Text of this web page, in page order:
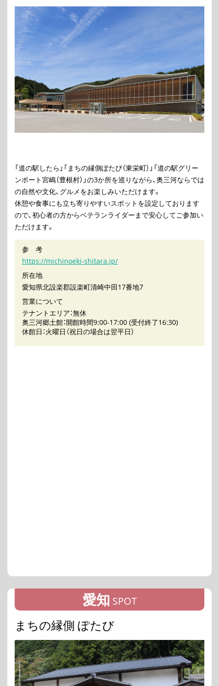
「道の駅したら」「まちの縁側ぽたび（東栄町）」「道の駅グリー
ンポート宮嶋（豊根村）」の3か所を巡りながら、奥三河ならでは
の自然や文化、グルメをお楽しみいただけます。
休憩や食事にも立ち寄りやすいスポットを設定しております
ので、初心者の方からベテランライダーまで安心してご参加い
ただけます。
参 考
https://michinoeki-shitara.jp/
所在地
愛知県北設楽郡設楽町清崎中田17番地7
営業について
テナントエリア：無休
奥三河郷土館：開館時間9:00-17:00 (受付終了16:30)
休館日：火曜日（祝日の場合は翌平日）
愛知 SPOT
まちの縁側 ぽたび